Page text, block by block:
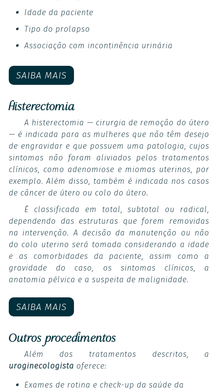
Idade da paciente
Tipo do prolapso
Associação com incontinência urinária
SAIBA MAIS
Histerectomia
A histerectomia — cirurgia de remoção do útero
— é indicada para as mulheres que não têm desejo
de engravidar e que possuem uma patologia, cujos
sintomas não foram aliviados pelos tratamentos
clínicos, como adenomiose e miomas uterinos, por
exemplo. Além disso, também é indicada nos casos
de câncer de útero ou colo do útero.
É classificada em total, subtotal ou radical,
dependendo das estruturas que forem removidas
na intervenção. A decisão da manutenção ou não
do colo uterino será tomada considerando a idade
e as comorbidades da paciente, assim como a
gravidade do caso, os sintomas clínicos, a
anatomia pélvica e a suspeita de malignidade.
SAIBA MAIS
Outros procedimentos
Além dos tratamentos descritos, a
uroginecologista oferece:
Exames de rotina e check-up da saúde da